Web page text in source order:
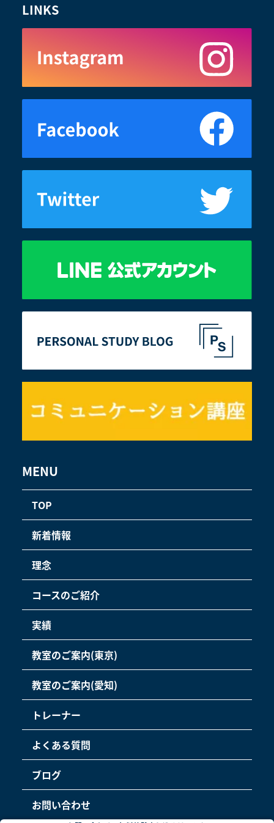
LINKS
MENU
TOP
新着情報
理念
コースのご紹介
実績
教室のご案内(東京)
教室のご案内(愛知)
トレーナー
よくある質問
ブログ
お問い合わせ